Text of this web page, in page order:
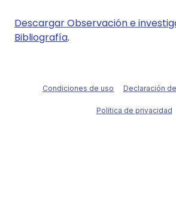
DescargarObservación e
Bibliografía.
Condiciones de uso Declaración
Política de privacidad